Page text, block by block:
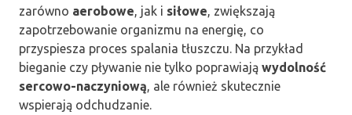
zarówno aerobowe, jak i siłowe, zwiększają
zapotrzebowanie organizmu na energię, co
przyspiesza proces spalania tłuszczu. Na przykład
bieganie czy pływanie nie tylko poprawiają wydolność
sercowo-naczyniową, ale również skutecznie
wspierają odchudzanie.